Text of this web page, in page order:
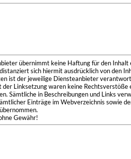
übernimmt keine Haftung für den
sich hiermit ausdrücklich von den
ist der jeweilige Diensteanbieter
Linksetzung waren keine
Sämtliche in Beschreibungen und Links
Einträge im Webverzeichnis sowie
Gewähr!